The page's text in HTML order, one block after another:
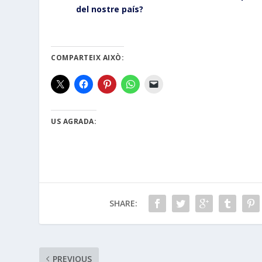
del nostre país?
COMPARTEIX AIXÒ:
US AGRADA:
SHARE:
PREVIOUS